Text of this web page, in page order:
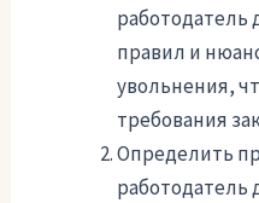
работодатель
правил и
увольнения,
требования
Определить
работодатель